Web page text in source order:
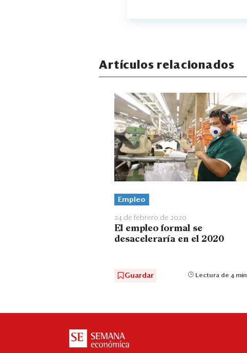
Artículos relacionados
Empleo
24 de febrero de 2020
El empleo formal se
desaceleraría en el 2020
Guardar Lectura de 4 min